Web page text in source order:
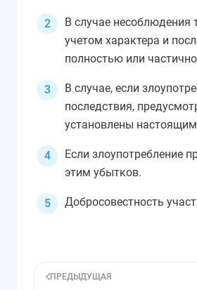
В случае несоблюдения
учетом характера и
полностью или
В случае, если
последствия,
установлены
Если злоупотребление
этим убытков.
Добросовестность
ПРЕДЫДУЩАЯ